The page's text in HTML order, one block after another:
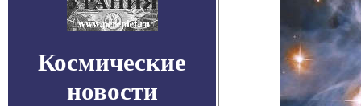
Космические
новости